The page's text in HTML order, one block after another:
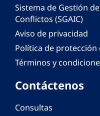
Sistema de Gestión
Conflictos (SGAIC)
Aviso de privacidad
Política de
Términos y
Contáctenos
Consultas